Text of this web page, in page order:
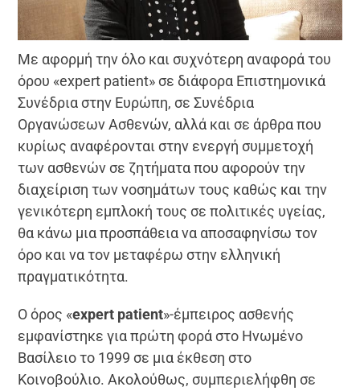
Με αφορμή την όλο και συχνότερη αναφορά του
όρου «expert patient» σε διάφορα Επιστημονικά
Συνέδρια στην Ευρώπη, σε Συνέδρια
Οργανώσεων Ασθενών, αλλά και σε άρθρα που
κυρίως αναφέρονται στην ενεργή συμμετοχή
των ασθενών σε ζητήματα που αφορούν την
διαχείριση των νοσημάτων τους καθώς και την
γενικότερη εμπλοκή τους σε πολιτικές υγείας,
θα κάνω μια προσπάθεια να αποσαφηνίσω τον
όρο και να τον μεταφέρω στην ελληνική
πραγματικότητα.
Ο όρος «expert patient»-έμπειρος ασθενής
εμφανίστηκε για πρώτη φορά στο Ηνωμένο
Βασίλειο το 1999 σε μια έκθεση στο
Κοινοβούλιο. Ακολούθως, συμπεριελήφθη σε